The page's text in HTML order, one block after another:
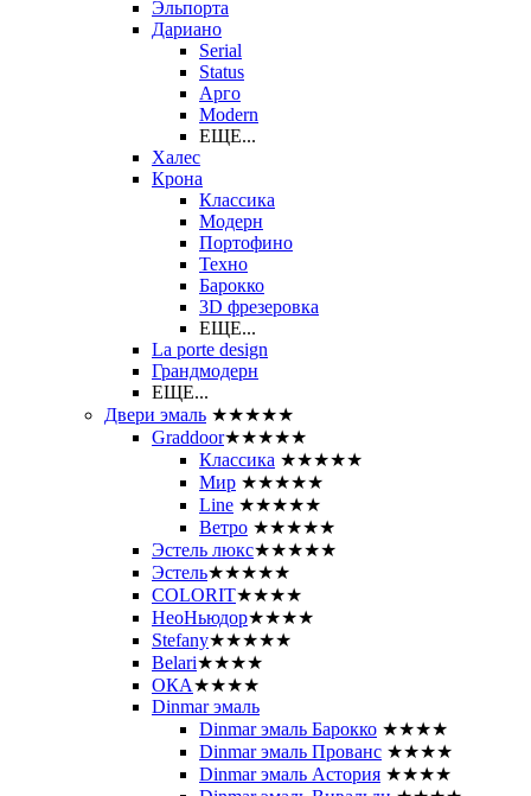
Эльпорта
Дариано
Serial
Status
Арго
Modern
ЕЩЕ...
Халес
Крона
Классика
Модерн
Портофино
Техно
Барокко
3D фрезеровка
ЕЩЕ...
La porte design
Грандмодерн
ЕЩЕ...
Двери эмаль ★★★★★
Graddoor★★★★★
Классика ★★★★★
Мир ★★★★★
Line ★★★★★
Ветро ★★★★★
Эстель люкс★★★★★
Эстель★★★★★
COLORIT★★★★
НеоНьюдор★★★★
Stefany★★★★★
Belari★★★★
ОКА★★★★
Dinmar эмаль
Dinmar эмаль Барокко ★★★★
Dinmar эмаль Прованс ★★★★
Dinmar эмаль Астория ★★★★